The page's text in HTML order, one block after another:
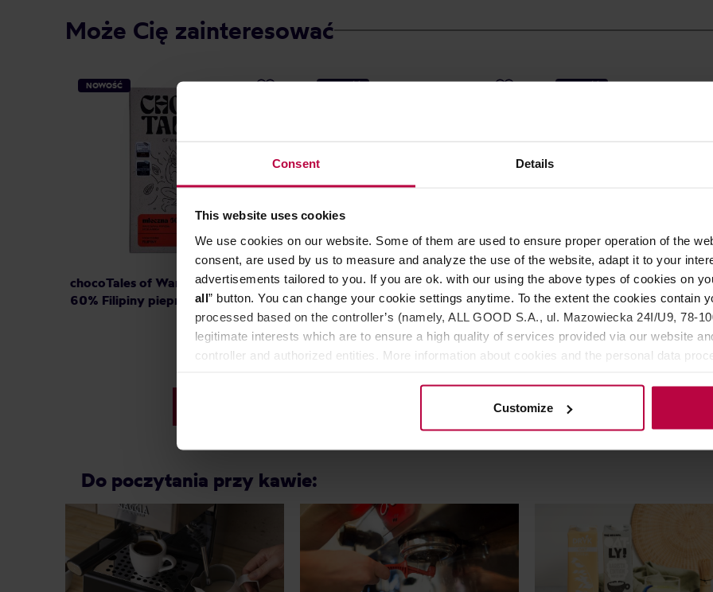
Consent Details
This website uses cookies
We use cookies on our website. Some of them are used to ensure proper operation of the
consent, are used by us to measure and analyze the use of the website, adapt it to your
advertisements tailored to you. If you are ok. with our using the above types of cookies on
all” button. You can change your cookie settings anytime. To the extent the cookies contain
processed based on the controller’s (namely, ALL GOOD S.A., ul. Mazowiecka 24I/U9, 78-
legitimate interests which are to ensure a high quality of services provided via our website
controller and authorized entities. More information about cookies and the personal data
Customize
Może Cię zainteresować
NOWOŚĆ
chocoTales of Warsaw - Czekolada
60% Filipiny pieprz syczuański 70 g
NOWOŚĆ
chocoTales of Warsaw - Czekolada
73% Filipiny limonka, trawa
cytrynowa i imbir 70 g
40,00 zł
NOWOŚĆ
chocoTales of Warsaw -
59% Filipiny Regalo 70 g
Do poczytania przy kawie: